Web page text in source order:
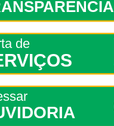
de